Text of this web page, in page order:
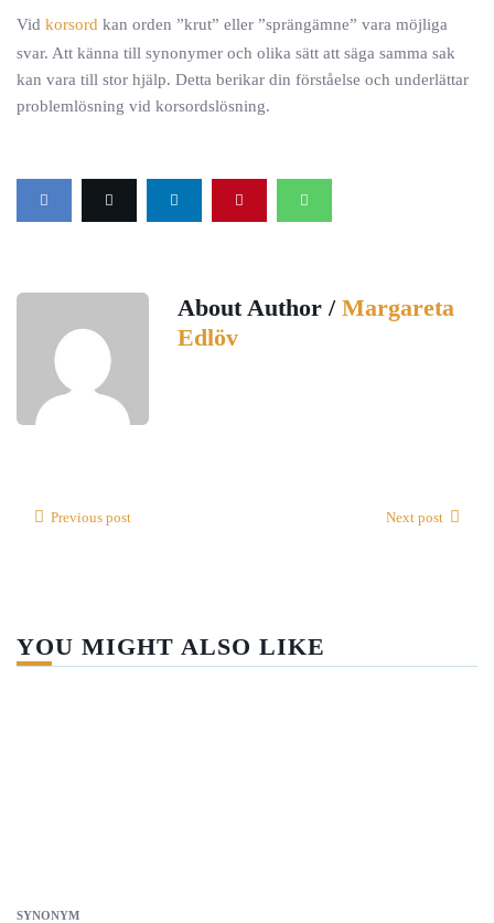
Vid korsord kan orden ”krut” eller ”sprängämne” vara möjliga
svar. Att känna till synonymer och olika sätt att säga samma sak
kan vara till stor hjälp. Detta berikar din förståelse och underlättar
problemlösning vid korsordslösning.
About Author / Margareta
Edlöv
Previous post Next post
YOU MIGHT ALSO LIKE
SYNONYM